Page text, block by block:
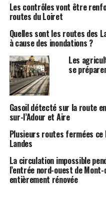
Les contrôles vont être
routes du Loiret
Quelles sont les routes des
à cause des inondations ?
Les
se
Gasoil détecté sur la route
sur-l’Adour et Aire
Plusieurs routes fermées ce
Landes
La circulation impossible
l’entrée nord-ouest de
entièrement rénovée